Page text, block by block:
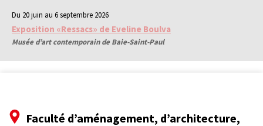
Du 20 juin au 6 septembre 2026
Exposition «Ressacs» de Eveline Boulva
Musée d’art contemporain de Baie-Saint-Paul
Faculté d’aménagement, d’architecture,